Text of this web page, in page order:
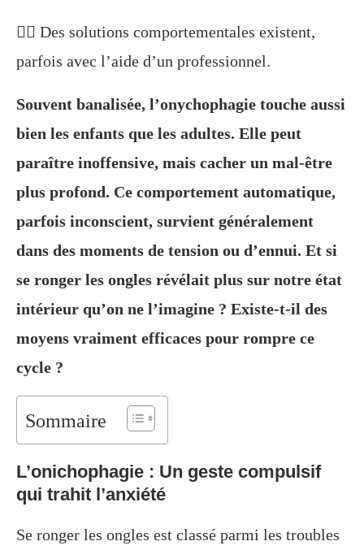
🧘‍♀️ Des solutions comportementales existent,
parfois avec l’aide d’un professionnel.
Souvent banalisée, l’onychophagie touche aussi
bien les enfants que les adultes. Elle peut
paraître inoffensive, mais cacher un mal-être
plus profond. Ce comportement automatique,
parfois inconscient, survient généralement
dans des moments de tension ou d’ennui. Et si
se ronger les ongles révélait plus sur notre état
intérieur qu’on ne l’imagine ? Existe-t-il des
moyens vraiment efficaces pour rompre ce
cycle ?
Sommaire
L’onichophagie : Un geste compulsif
qui trahit l’anxiété
Se ronger les ongles est classé parmi les troubles